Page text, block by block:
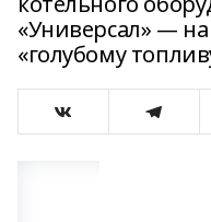
«Универсал» —
«голубому